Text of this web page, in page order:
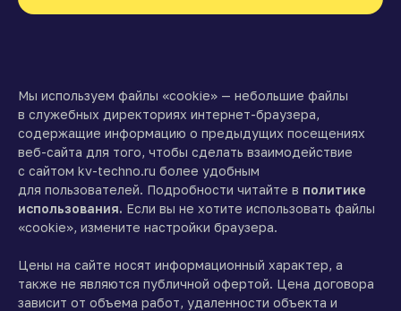
Мы используем файлы «cookie» — небольшие файлы
в служебных директориях интернет-браузера,
содержащие информацию о предыдущих посещениях
веб-сайта для того, чтобы сделать взаимодействие
с сайтом kv-techno.ru более удобным
для пользователей. Подробности читайте в политике
использования. Если вы не хотите использовать файлы
«cookie», измените настройки браузера.
Цены на сайте носят информационный характер, а
также не являются публичной офертой. Цена договора
зависит от объема работ, удаленности объекта и